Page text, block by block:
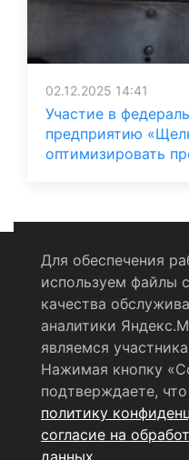
02.12.2025 14:41
Участие в
предприятию
оптимизировать
Политика
Согласие на
© 2004 - 2026
Для обеспечения
используем файлы
качества
аналитики
являемся
Нажимая кнопку
подтверждаете,
политику
согласие на
данных